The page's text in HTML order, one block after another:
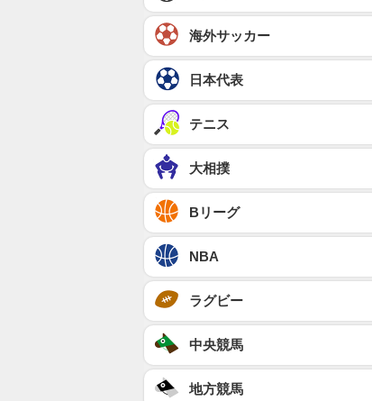
海外サッカー
日本代表
テニス
大相撲
Bリーグ
NBA
ラグビー
中央競馬
地方競馬